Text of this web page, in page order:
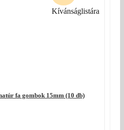
fa gombok 15mm (10 db)
Kívánságlistára